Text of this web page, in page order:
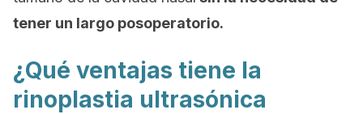
tener un largo posoperatorio.
¿Qué ventajas tiene la
rinoplastia ultrasónica